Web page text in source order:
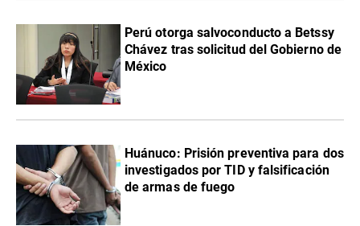
Perú otorga salvoconducto a Betssy
Chávez tras solicitud del Gobierno de
México
Huánuco: Prisión preventiva para dos
investigados por TID y falsificación
de armas de fuego